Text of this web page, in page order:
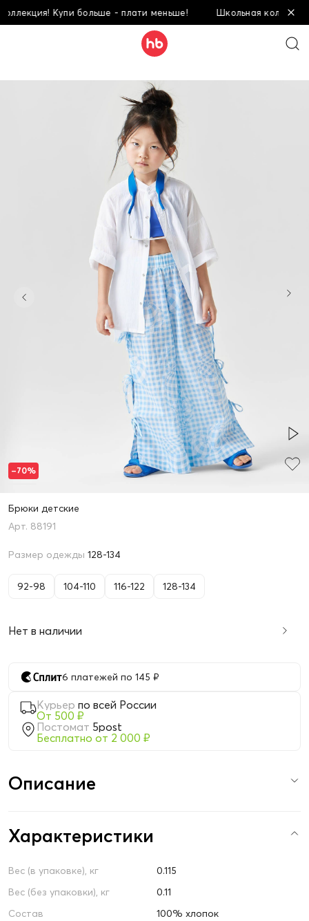
Купи больше - плати меньше! Школьная
Брюки детские
88191
Размер одежды 128-134
92-98 104-110 116-122 128-134
Нет в наличии
6 платежей по 145 ₽
Курьер по всей России
От 500 ₽
Постомат 5post
Бесплатно от 2 000 ₽
–70%
Описание
Характеристики
Вес (в упаковке), кг
0.115
Вес (без упаковки), кг
0.11
Состав
100% хлопок